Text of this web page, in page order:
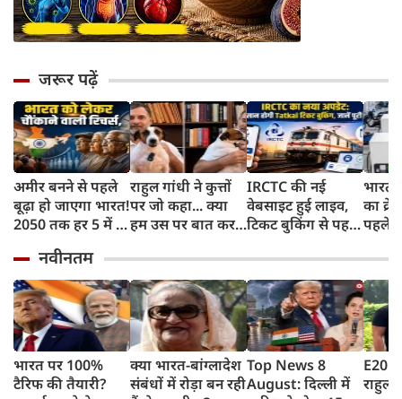
जरूर पढ़ें
बूढ़ा हो जाएगा भारत!
2050 तक हर 5 में 1
भारतीय होगा 60
साल से ज्यादा उम्र का
पर जो कहा... क्या
हम उस पर बात कर
सकते हैं?
IRCTC की नई
वेबसाइट हुई लाइव,
टिकट बुकिंग से पहले
करना होगा ये जरूरी
काम, जानें पूरा
तरीका
का
पहले
और
नवीनतम